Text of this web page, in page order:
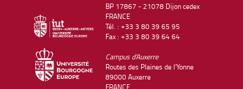
BP 17867 - 21078 Dijon cedex
FRANCE
Tél. : +33 3 80 39 65 95
Fax : +33 3 80 39 64 64
Campus d'Auxerre
Routes des Plaines de l'Yonne
89000 Auxerre
FRANCE